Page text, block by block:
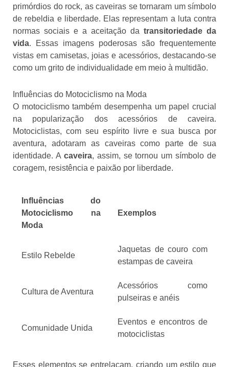
primórdios do rock, as caveiras se tornaram um símbolo
de rebeldia e liberdade. Elas representam a luta contra
normas sociais e a aceitação da transitoriedade da
vida. Essas imagens poderosas são frequentemente
vistas em camisetas, joias e acessórios, destacando-se
como um grito de individualidade em meio à multidão.
Influências do Motociclismo na Moda
O motociclismo também desempenha um papel crucial
na popularização dos acessórios de caveira.
Motociclistas, com seu espírito livre e sua busca por
aventura, adotaram as caveiras como parte de sua
identidade. A caveira, assim, se tornou um símbolo de
coragem, resistência e paixão por liberdade.
Influências do
Motociclismo na
Moda
Exemplos
Estilo Rebelde
Jaquetas de couro com
estampas de caveira
Cultura de Aventura
Acessórios como
pulseiras e anéis
Comunidade Unida
Eventos e encontros de
motociclistas
Esses elementos se entrelaçam, criando um estilo que